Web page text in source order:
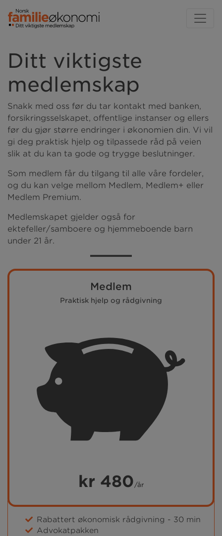
Ditt viktigste
medlemskap
Snakk med oss før du tar kontakt med banken,
forsikringsselskapet, offentlige instanser og ellers
før du gjør større endringer i økonomien din. Vi vil
gi deg praktisk hjelp og tilpassede råd på veien
slik at du kan ta gode og trygge beslutninger.
Som medlem får du tilgang til alle våre fordeler,
og du kan velge mellom Medlem, Medlem+ eller
Medlem Premium.
Medlemskapet gjelder også for
ektefeller/samboere og hjemmeboende barn
under 21 år.
Medlem
Praktisk hjelp og rådgivning
kr 480 /år
Rabattert økonomisk rådgivning - 30 min
Advokatpakken